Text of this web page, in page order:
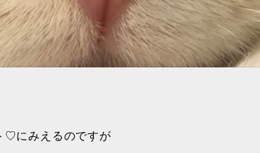
♡にみえるのですが